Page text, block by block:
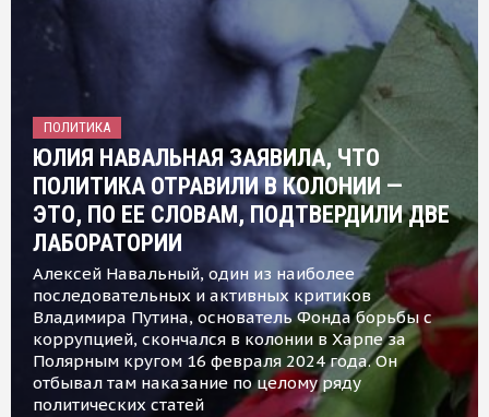
ПОЛИТИКА
ЮЛИЯ НАВАЛЬНАЯ ЗАЯВИЛА, ЧТО
ПОЛИТИКА ОТРАВИЛИ В КОЛОНИИ —
ЭТО, ПО ЕЕ СЛОВАМ, ПОДТВЕРДИЛИ ДВЕ
ЛАБОРАТОРИИ
Алексей Навальный, один из наиболее
последовательных и активных критиков
Владимира Путина, основатель Фонда борьбы с
коррупцией, скончался в колонии в Харпе за
Полярным кругом 16 февраля 2024 года. Он
отбывал там наказание по целому ряду
политических статей